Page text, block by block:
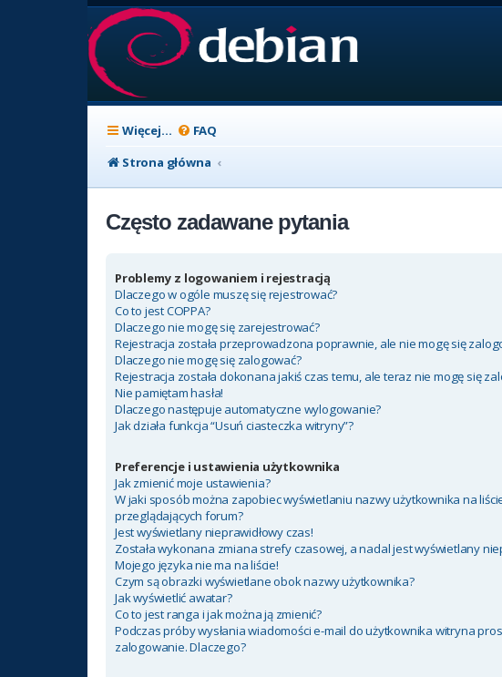
Więcej… FAQ
Strona główna
Często zadawane pytania
Problemy z logowaniem i rejestracją
Dlaczego w ogóle muszę się rejestrować?
Co to jest COPPA?
Dlaczego nie mogę się zarejestrować?
Rejestracja została przeprowadzona poprawnie, ale nie mogę się
Dlaczego nie mogę się zalogować?
Rejestracja została dokonana jakiś czas temu, ale teraz nie mogę się
Nie pamiętam hasła!
Dlaczego następuje automatyczne wylogowanie?
Jak działa funkcja “Usuń ciasteczka witryny”?
Preferencje i ustawienia użytkownika
Jak zmienić moje ustawienia?
W jaki sposób można zapobiec wyświetlaniu nazwy użytkownika na
przeglądających forum?
Jest wyświetlany nieprawidłowy czas!
Została wykonana zmiana strefy czasowej, a nadal jest wyświetlany
Mojego języka nie ma na liście!
Czym są obrazki wyświetlane obok nazwy użytkownika?
Jak wyświetlić awatar?
Co to jest ranga i jak można ją zmienić?
Podczas próby wysłania wiadomości e-mail do użytkownika witryna
zalogowanie. Dlaczego?